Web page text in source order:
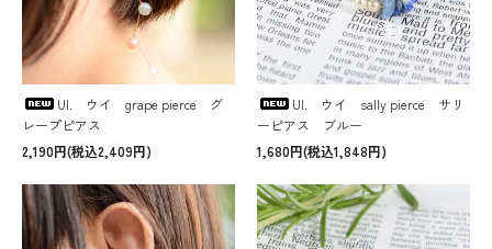
UI. ウイ grape pierce グ
レープピアス
2,190円(税込2,409円)
UI. ウイ sally pierce サリ
ーピアス ブルー
1,680円(税込1,848円)